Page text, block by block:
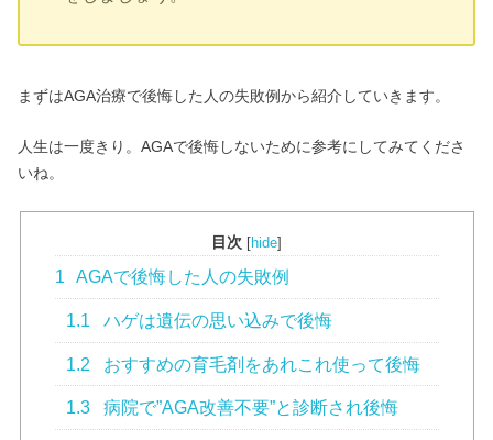
まずはAGA治療で後悔した人の失敗例から紹介していきます。
人生は一度きり。AGAで後悔しないために参考にしてみてくださ
いね。
目次 [hide]
1 AGAで後悔した人の失敗例
1.1 ハゲは遺伝の思い込みで後悔
1.2 おすすめの育毛剤をあれこれ使って後悔
1.3 病院で”AGA改善不要”と診断され後悔